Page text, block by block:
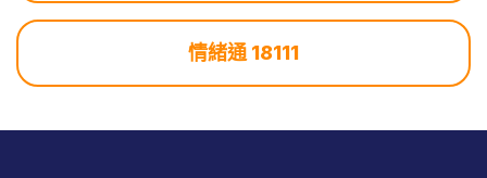
情緒通 18111